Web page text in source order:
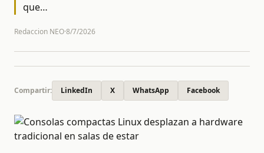
que…
Redaccion NEO·8/7/2026
Compartir: LinkedIn X WhatsApp Facebook